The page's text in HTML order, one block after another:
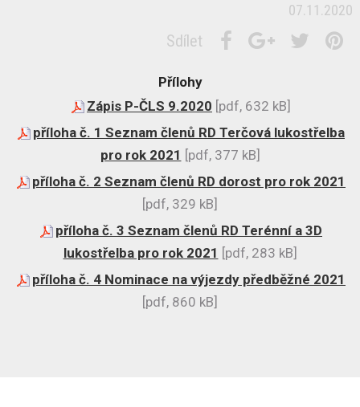
07.11.2020
Sdílet
Přílohy
Zápis P-ČLS 9.2020 [pdf, 632 kB]
příloha č. 1 Seznam členů RD Terčová lukostřelba
pro rok 2021 [pdf, 377 kB]
příloha č. 2 Seznam členů RD dorost pro rok 2021
[pdf, 329 kB]
příloha č. 3 Seznam členů RD Terénní a 3D
lukostřelba pro rok 2021 [pdf, 283 kB]
příloha č. 4 Nominace na výjezdy předběžné 2021
[pdf, 860 kB]